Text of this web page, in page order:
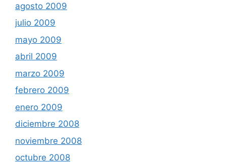
agosto 2009
julio 2009
mayo 2009
abril 2009
marzo 2009
febrero 2009
enero 2009
diciembre 2008
noviembre 2008
octubre 2008